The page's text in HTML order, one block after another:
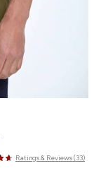
Ratings & Reviews (33)